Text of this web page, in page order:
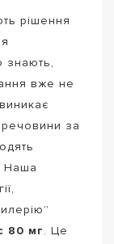
рішення
знають,
вже не
за
Наша
80 мг. Це